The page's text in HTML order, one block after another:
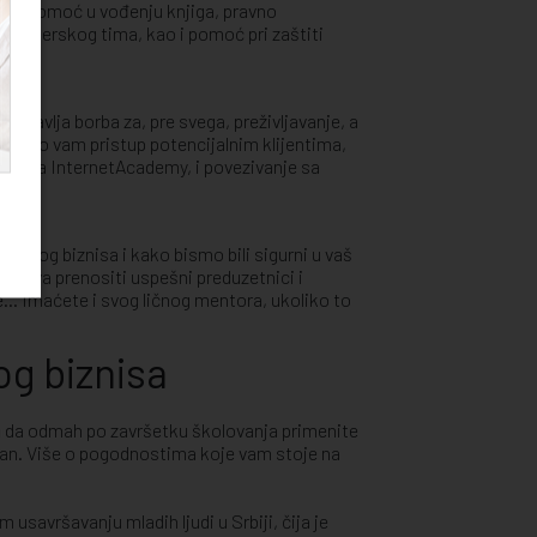
pomoć u vođenju knjiga, pravno
tima, kao i pomoć pri zaštiti
borba za, pre svega, preživljavanje, a
vam pristup potencijalnim klijentima,
InternetAcademy, i povezivanje sa
biznisa i kako bismo bili sigurni u vaš
prenositi uspešni preduzetnici i
Imaćete i svog ličnog mentora, ukoliko to
biznisa
odmah po završetku školovanja primenite
Više o pogodnostima koje vam stoje na
usavršavanju mladih ljudi u Srbiji, čija je